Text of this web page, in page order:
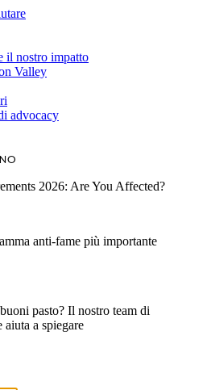
il nostro impatto
Valley
advocacy
2026: Are You Affected?
anti-fame più importante
pasto? Il nostro team di
aiuta a spiegare